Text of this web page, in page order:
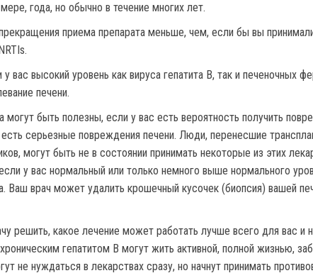
года, но обычно в течение многих лет.
приема препарата меньше, чем, если бы вы
высокий уровень как вируса гепатита В, так и печеночных
печени.
быть полезны, если у вас есть вероятность получить
серьезные повреждения печени. Люди, перенесшие
могут быть не в состоянии принимать некоторые из этих
у вас нормальный или только немного выше нормального
врач может удалить крошечный кусочек (биопсия) вашей
решить, какое лечение может работать лучше всего для вас и
гепатитом В могут жить активной, полной жизнью,
не нуждаться в лекарствах сразу, но начнут принимать